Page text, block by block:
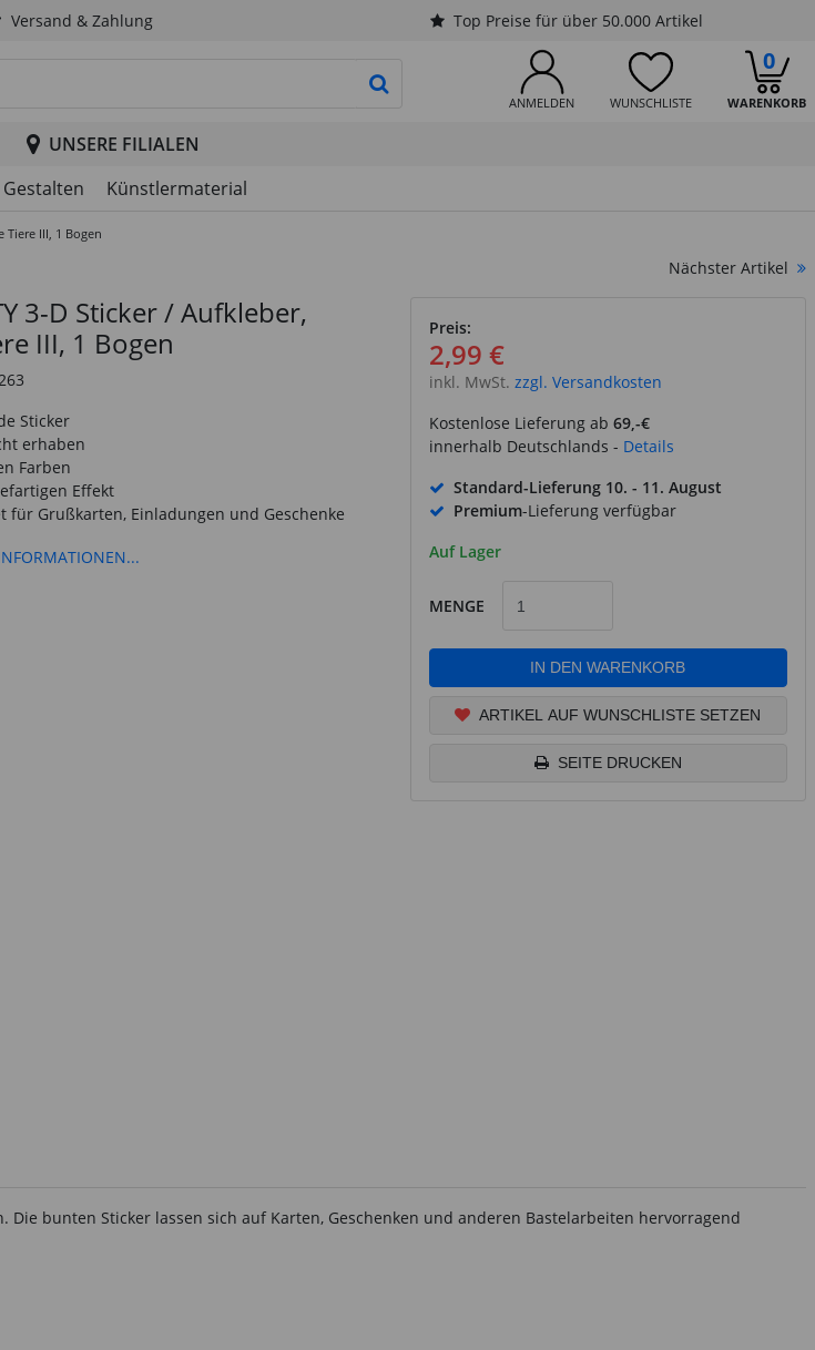
Versand & Zahlung Top Preise für über 50.000 Artikel
ANMELDEN WUNSCHLISTE WARENKORB
0
PRODUKTSUCHE STARTEN
UNSERE FILIALEN
Künstlermaterial
Tiere III, 1 Bogen
Nächster Artikel
3-D Sticker / Aufkleber,
III, 1 Bogen
Sticker
erhaben
Farben
Effekt
für Grußkarten, Einladungen und Geschenke
Preis:
2,99 €
inkl. MwSt. zzgl. Versandkosten
Kostenlose Lieferung ab 69,-€
innerhalb Deutschlands - Details
Standard-Lieferung 10. - 11. August
Premium-Lieferung verfügbar
Auf Lager
MENGE
IN DEN WARENKORB
ARTIKEL AUF WUNSCHLISTE SETZEN
SEITE DRUCKEN
bunten Sticker lassen sich auf Karten, Geschenken und anderen Bastelarbeiten hervorragend